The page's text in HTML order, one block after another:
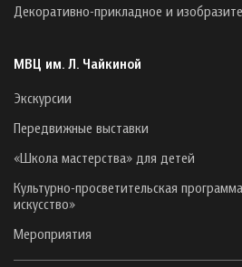
Декоративно-прикладное и
МВЦ им. Л. Чайкиной
Экскурсии
Передвижные выставки
«Школа мастерства» для детей
Культурно-просветительская
искусство»
Мероприятия